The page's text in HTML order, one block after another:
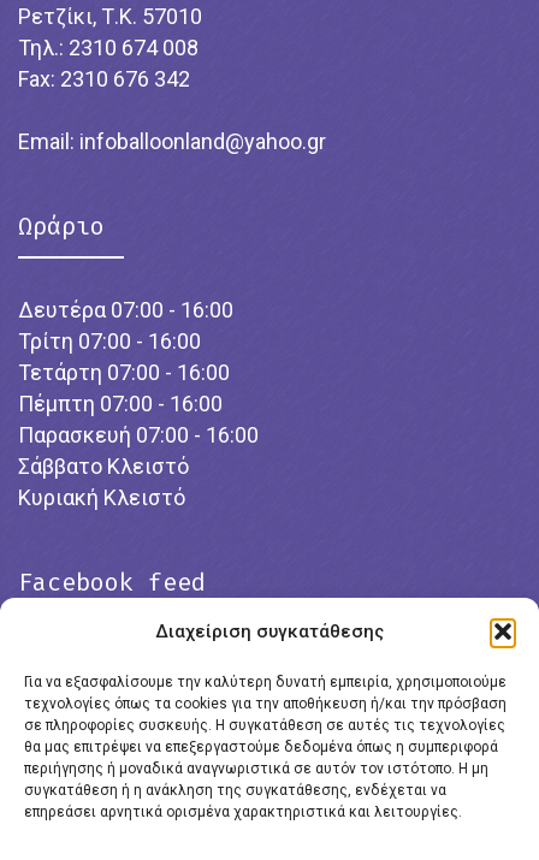
Διαχείριση συγκατάθεσης
Για να εξασφαλίσουμε την καλύτερη δυνατή εμπειρία, χρησιμοποιούμε
τεχνολογίες όπως τα cookies για την αποθήκευση ή/και την πρόσβαση
σε πληροφορίες συσκευής. Η συγκατάθεση σε αυτές τις τεχνολογίες
θα μας επιτρέψει να επεξεργαστούμε δεδομένα όπως η συμπεριφορά
περιήγησης ή μοναδικά αναγνωριστικά σε αυτόν τον ιστότοπο. Η μη
συγκατάθεση ή η ανάκληση της συγκατάθεσης, ενδέχεται να
επηρεάσει αρνητικά ορισμένα χαρακτηριστικά και λειτουργίες.
Ρετζίκι, Τ.Κ. 57010
Τηλ.: 2310 674 008
Fax: 2310 676 342
Email: infoballoonland@yahoo.gr
Ωράριο
Δευτέρα 07:00 - 16:00
Τρίτη 07:00 - 16:00
Τετάρτη 07:00 - 16:00
Πέμπτη 07:00 - 16:00
Παρασκευή 07:00 - 16:00
Σάββατο Κλειστό
Κυριακή Κλειστό
Facebook feed
Click to accept marketing cookies and